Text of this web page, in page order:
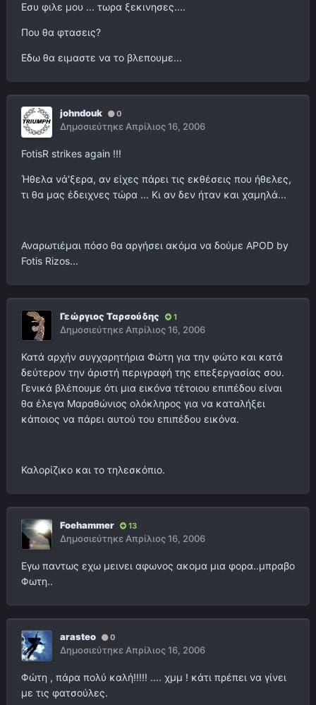
Εσυ φιλε μου ... τωρα ξεκινησες....
Που θα φτασεις?
Εδω θα ειμαστε να το βλεπουμε...
johndouk 0
ΔημοσιεύτηκεΑπρίλιος 16, 2006
FotisR strikes again !!!
Ήθελα νά'ξερα, αν είχες πάρει τις εκθέσεις που ήθελες,
τι θα μας έδειχνες τώρα ... Kι αν δεν ήταν και χαμηλά...
Αναρωτιέμαι πόσο θα αργήσει ακόμα να δούμε APOD by
Fotis Rizos...
Γεώργιος Ταρσούδης 1
ΔημοσιεύτηκεΑπρίλιος 16, 2006
Κατά αρχήν συγχαρητήρια Φώτη για την φώτο και κατά
δεύτερον την άριστή περιγραφή της επεξεργασίας σου.
Γενικά βλέπουμε ότι μια εικόνα τέτοιου επιπέδου είναι
θα έλεγα Μαραθώνιος ολόκληρος για να καταλήξει
κάποιος να πάρει αυτού του επιπέδου εικόνα.
Καλορίζικο και το τηλεσκόπιο.
Foehammer 13
ΔημοσιεύτηκεΑπρίλιος 16, 2006
Εγω παντως εχω μεινει αφωνος ακομα μια φορα..μπραβο
Φωτη..
arasteo 0
ΔημοσιεύτηκεΑπρίλιος 16, 2006
Φώτη , πάρα πολύ καλή!!!!! .... χμμ ! κάτι πρέπει να γίνει
με τις φατσούλες.